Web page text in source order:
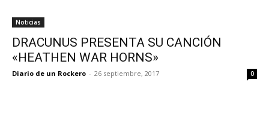
Noticias
DRACUNUS PRESENTA SU CANCIÓN
«HEATHEN WAR HORNS»
Diario de un Rockero - 26 septiembre, 2017 0